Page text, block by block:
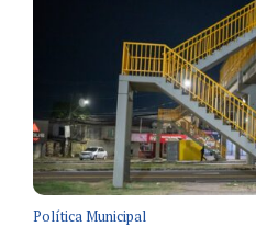
Política Municipal